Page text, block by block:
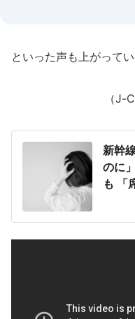
といった声も上がってい
（J-
新幹
のに
も 「